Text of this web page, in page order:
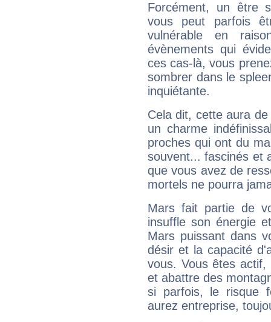
Forcément, un être
vous peut parfois
vulnérable en
évènements qui
ces cas-là, vous
sombrer dans le
inquiétante.
Cela dit, cette aura
un charme
proches qui ont du
souvent... fascinés et
que vous avez de
mortels ne pourra
Mars fait partie de
insuffle son énergie
Mars puissant dans
désir et la capacité
vous. Vous êtes
et abattre des
si parfois, le risque
aurez entreprise,